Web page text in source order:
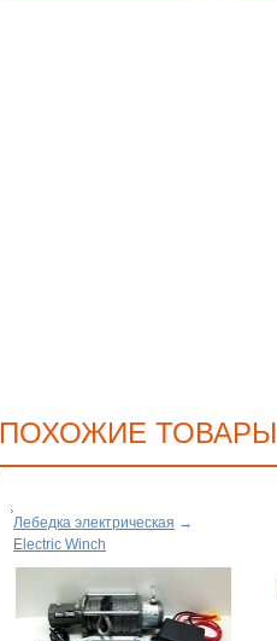
ПОХОЖИЕ ТОВАРЫ
Лебедка электрическая →
Electric Winch